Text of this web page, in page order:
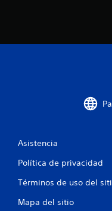
Asistencia
Política de privacidad
Términos de uso del
Mapa del sitio